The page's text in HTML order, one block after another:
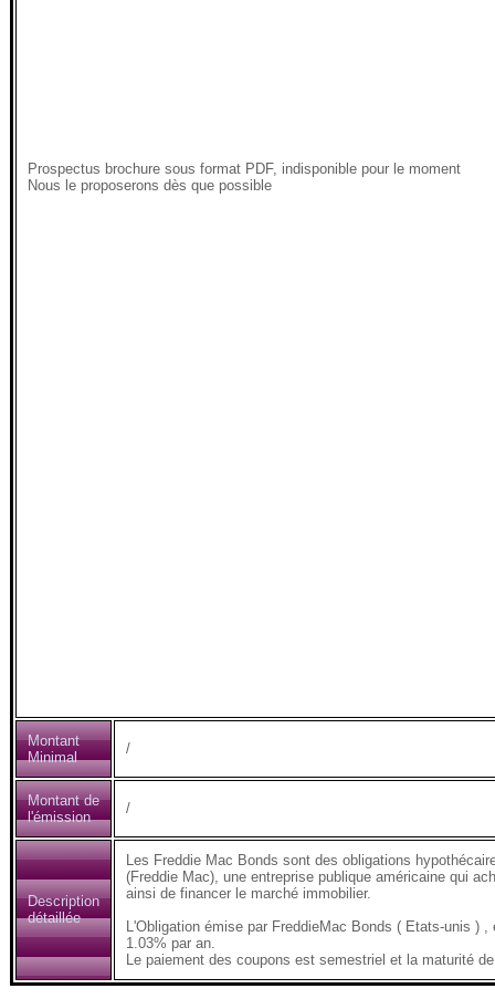
Prospectus brochure sous format PDF, indisponible pour le moment
Nous le proposerons dès que possible
Montant
Minimal
/
Montant de
l'émission
/
Description
détaillée
Les Freddie Mac Bonds sont des obligations
(Freddie Mac), une entreprise publique américaine qui
ainsi de financer le marché immobilier.
L'Obligation émise par FreddieMac Bonds ( Etats-unis )
1.03% par an.
Le paiement des coupons est semestriel et la maturité